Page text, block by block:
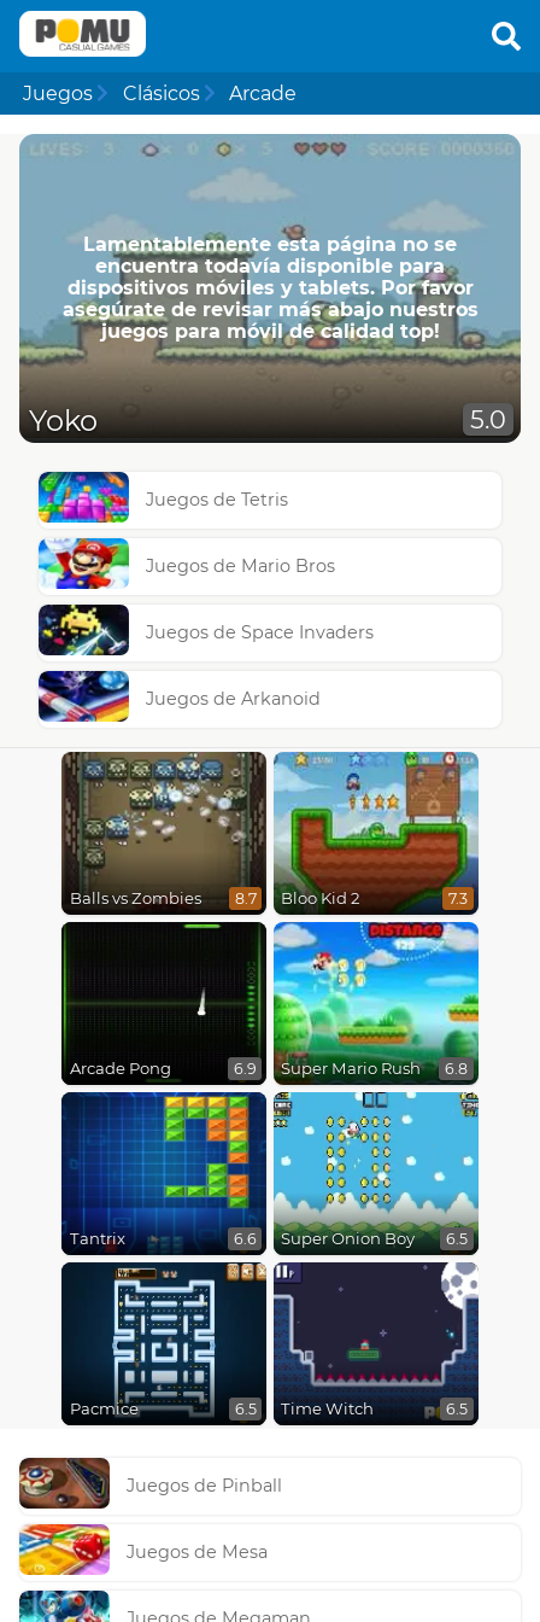
Juegos Clásicos Arcade
Lamentablemente esta página no se
encuentra todavía disponible para
dispositivos móviles y tablets. Por favor
asegúrate de revisar más abajo nuestros
juegos para móvil de calidad top!
Yoko 5.0
Juegos de Tetris
Juegos de Mario Bros
Juegos de Space Invaders
Juegos de Arkanoid
Balls vs Zombies 8.7 Bloo Kid 2 7.3
Arcade Pong 6.9 Super Mario Rush 6.8
Tantrix 6.6 Super Onion Boy 6.5
Pacmice 6.5 Time Witch 6.5
Juegos de Pinball
Juegos de Mesa